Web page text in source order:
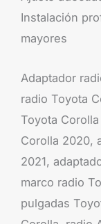
Instalación
mayores
Adaptador
radio Toyota
Toyota
Corolla 2020,
2021,
marco radio
pulgadas